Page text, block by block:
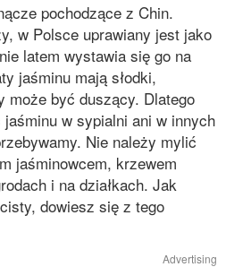
pochodzące z Chin.
w Polsce uprawiany jest jako
latem wystawia się go na
jaśminu mają słodki,
może być duszący. Dlatego
w sypialni ani w innych
Nie należy mylić
jaśminowcem, krzewem
i na działkach. Jak
dowiesz się z tego
Advertising